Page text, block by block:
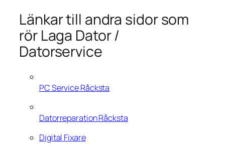
Länkar till andra sidor som
rör Laga Dator /
Datorservice
PC Service Råcksta
Datorreparation Råcksta
Digital Fixare